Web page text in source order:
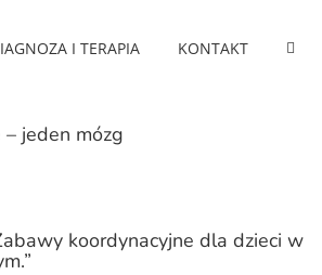
I TERAPIA KONTAKT
jeden mózg
koordynacyjne dla dzieci w